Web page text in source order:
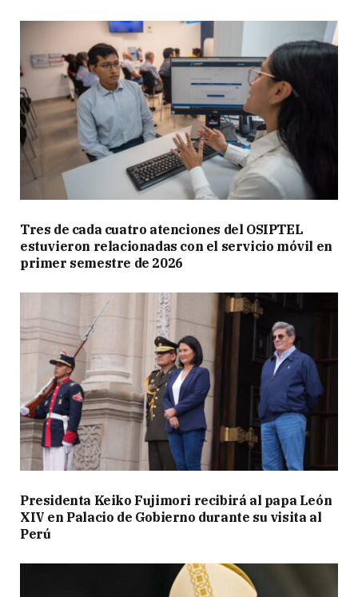
Tres de cada cuatro atenciones del OSIPTEL
estuvieron relacionadas con el servicio móvil en
primer semestre de 2026
Presidenta Keiko Fujimori recibirá al papa León
XIV en Palacio de Gobierno durante su visita al
Perú